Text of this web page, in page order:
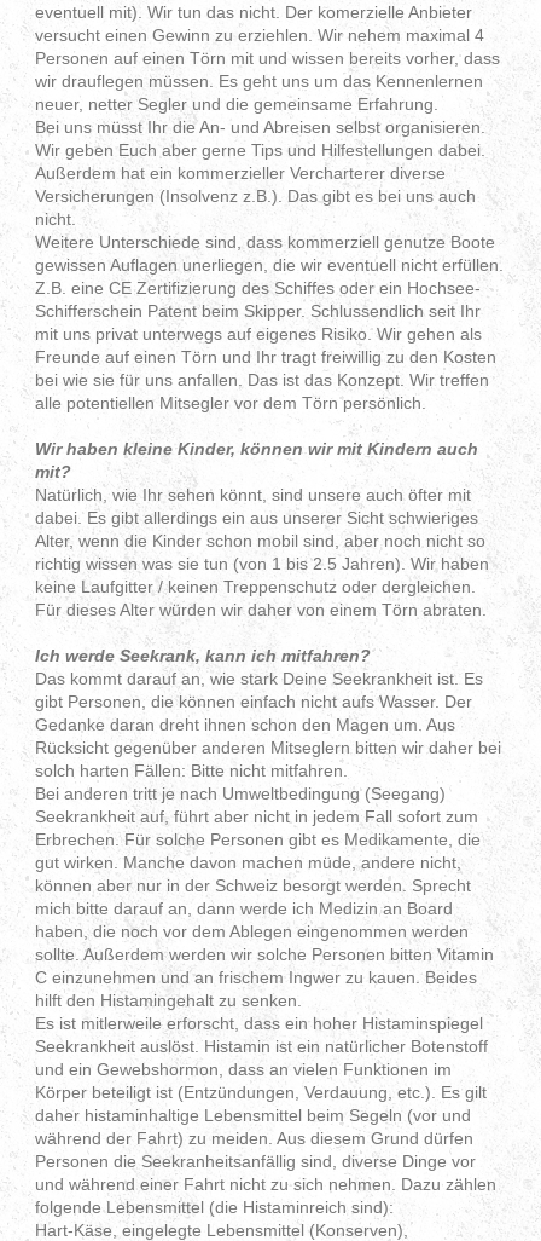
eventuell mit). Wir tun das nicht. Der komerzielle Anbieter
versucht einen Gewinn zu erziehlen. Wir nehem maximal 4
Personen auf einen Törn mit und wissen bereits vorher, dass
wir drauflegen müssen. Es geht uns um das Kennenlernen
neuer, netter Segler und die gemeinsame Erfahrung.
Bei uns müsst Ihr die An- und Abreisen selbst organisieren.
Wir geben Euch aber gerne Tips und Hilfestellungen dabei.
Außerdem hat ein kommerzieller Vercharterer diverse
Versicherungen (Insolvenz z.B.). Das gibt es bei uns auch
nicht.
Weitere Unterschiede sind, dass kommerziell genutze Boote
gewissen Auflagen unerliegen, die wir eventuell nicht erfüllen.
Z.B. eine CE Zertifizierung des Schiffes oder ein Hochsee-
Schifferschein Patent beim Skipper. Schlussendlich seit Ihr
mit uns privat unterwegs auf eigenes Risiko. Wir gehen als
Freunde auf einen Törn und Ihr tragt freiwillig zu den Kosten
bei wie sie für uns anfallen. Das ist das Konzept. Wir treffen
alle potentiellen Mitsegler vor dem Törn persönlich.
Wir haben kleine Kinder, können wir mit Kindern auch
mit?
Natürlich, wie Ihr sehen könnt, sind unsere auch öfter mit
dabei. Es gibt allerdings ein aus unserer Sicht schwieriges
Alter, wenn die Kinder schon mobil sind, aber noch nicht so
richtig wissen was sie tun (von 1 bis 2.5 Jahren). Wir haben
keine Laufgitter / keinen Treppenschutz oder dergleichen.
Für dieses Alter würden wir daher von einem Törn abraten.
Ich werde Seekrank, kann ich mitfahren?
Das kommt darauf an, wie stark Deine Seekrankheit ist. Es
gibt Personen, die können einfach nicht aufs Wasser. Der
Gedanke daran dreht ihnen schon den Magen um. Aus
Rücksicht gegenüber anderen Mitseglern bitten wir daher bei
solch harten Fällen: Bitte nicht mitfahren.
Bei anderen tritt je nach Umweltbedingung (Seegang)
Seekrankheit auf, führt aber nicht in jedem Fall sofort zum
Erbrechen. Für solche Personen gibt es Medikamente, die
gut wirken. Manche davon machen müde, andere nicht,
können aber nur in der Schweiz besorgt werden. Sprecht
mich bitte darauf an, dann werde ich Medizin an Board
haben, die noch vor dem Ablegen eingenommen werden
sollte. Außerdem werden wir solche Personen bitten Vitamin
C einzunehmen und an frischem Ingwer zu kauen. Beides
hilft den Histamingehalt zu senken.
Es ist mitlerweile erforscht, dass ein hoher Histaminspiegel
Seekrankheit auslöst. Histamin ist ein natürlicher Botenstoff
und ein Gewebshormon, dass an vielen Funktionen im
Körper beteiligt ist (Entzündungen, Verdauung, etc.). Es gilt
daher histaminhaltige Lebensmittel beim Segeln (vor und
während der Fahrt) zu meiden. Aus diesem Grund dürfen
Personen die Seekranheitsanfällig sind, diverse Dinge vor
und während einer Fahrt nicht zu sich nehmen. Dazu zählen
folgende Lebensmittel (die Histaminreich sind):
Hart-Käse, eingelegte Lebensmittel (Konserven),